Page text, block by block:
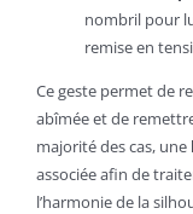
nombril pour
remise en
Ce geste permet de
abîmée et de
majorité des cas, une
associée afin de
l’harmonie de la